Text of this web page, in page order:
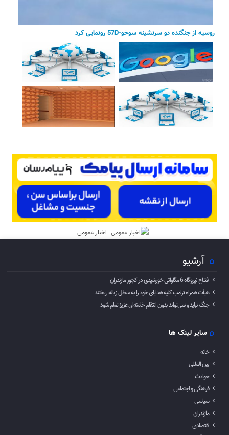
روسیه از جنگنده دو سرنشینه سوخو-57D رونمایی کرد
اخبار عمومی
آرشیو
افتتاح نیروگاه 6 مگاواتی خورشیدی در کجور مازندران
هیأت همراه ترامپ کلیه هدایای خود را به سطل زباله ریختند
جنگ نباید و نمی‌تواند بدون انتقام خامنه‌ای عزیز تمام شود
سایر لینک ها
خانه
بین المللی
حوادث
فرهنگی و اجتماعی
سیاسی
مازندران
اقتصادی